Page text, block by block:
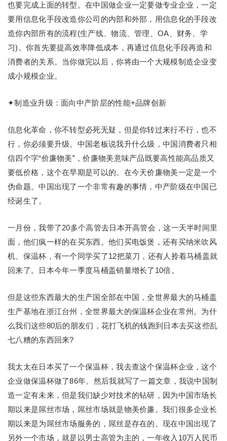
也要完成上面的转型。在中国做企业一定要做专业企业，一定
要用信息化手段改造你公司的内部和外部，用信息化的手段改
造你内部所有的流程(生产线、物流、管理、OA、财务、学
习)。你首先要提高效率降低成本，再通过信息化手段再造和
消费者的关系。当你做完以后，你将由一个大规模制造企业变
成小规模企业。
✦制造业升级：面向中产阶层的性能+品牌创新
信息化革命，你不转型必死无疑，但是你转过来行不行，也不
行，你必须要升级。中国老板说我升什么级，中国消费者只相
信四个字“价廉物美”，价廉物美意味产品既要高性能高品质又
要低价格，这个在早期是可以的。在今天价廉物美一定是一个
伪命题。中国出现了一个非常有趣的事情，中产阶级在中国已
经诞生了。
一月份，我带了20多个高管去日本开高管会，这一天半时间里
面，他们疯一样的在买东西。他们买电饭煲，还有买纳米吹风
机、保温杯，有一个同学买了12把菜刀，还有人拎着马桶盖就
回来了。日本今年一季度马桶盖销量增长了10倍。
但是这些东西最大的生产国全部在中国，全世界最大的马桶盖
生产基地在浙江台州，全世界最大的保温杯企业在常州。为什
么我们这些80后的朋友们，花打飞机的钱跑到日本去买这些乱
七八糟的东西回来?
我太太在日本买了一个保温杯，我去查这个保温杯企业，这个
企业做保温杯做了86年。然后我就写了一篇文章，我说中国制
造一定有未来，但是我们缺少对技术的钻研，因为中国市场长
期以来是屌丝市场，屌丝市场就是物美价廉。我们很多企业长
期以来是为屌丝市场服务的，屌丝是存在的。现在中国出现了
另外一个市场，就是以男士高管为主的，一年收入10万人民币